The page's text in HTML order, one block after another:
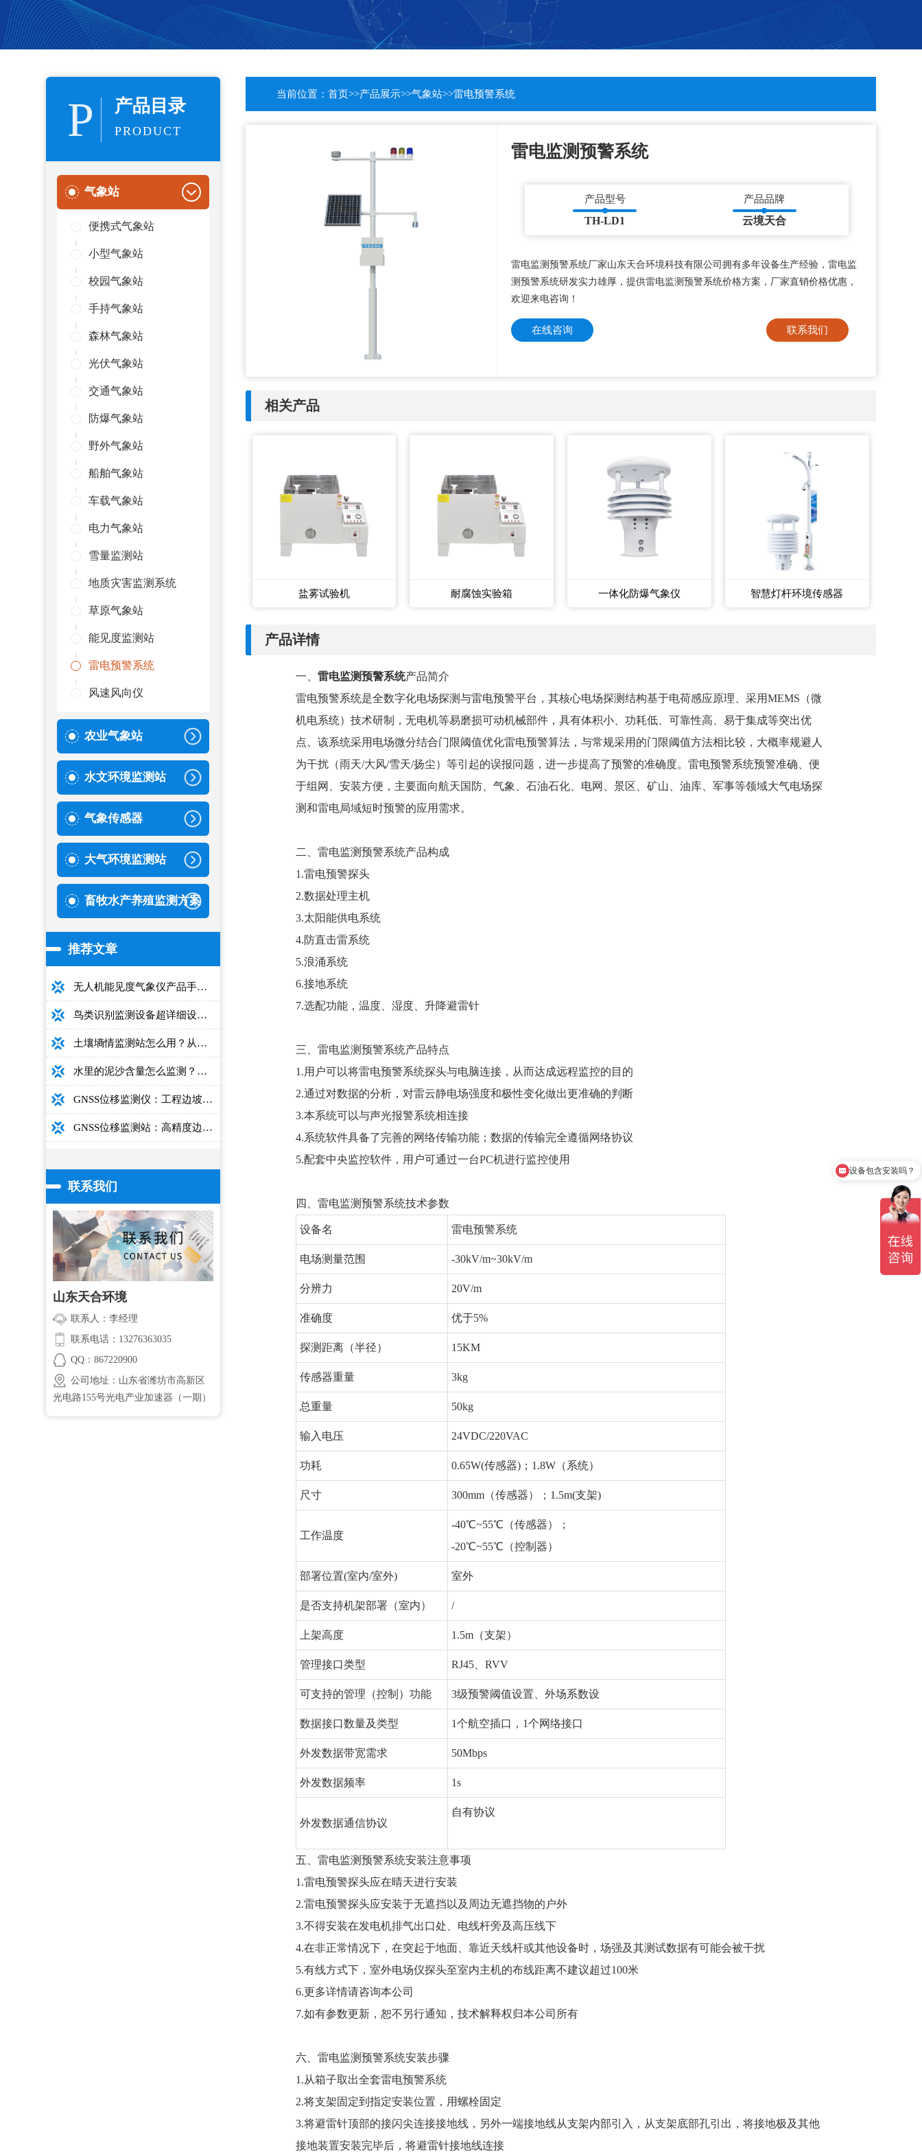
P 产品目录
PRODUCT
气象站
便携式气象站
小型气象站
校园气象站
手持气象站
森林气象站
光伏气象站
交通气象站
防爆气象站
野外气象站
船舶气象站
车载气象站
电力气象站
雪量监测站
地质灾害监测系统
草原气象站
能见度监测站
雷电预警系统
风速风向仪
农业气象站
水文环境监测站
气象传感器
大气环境监测站
畜牧水产养殖监测方案
推荐文章
无人机能见度气象仪产品手册：型号推荐+详细性能参数+对比表+选购指南
鸟类识别监测设备超详细设备选型指南
土壤墒情监测站怎么用？从安装到数据解读的完整操作手册
水里的泥沙含量怎么监测？用这款光电测沙仪超方便！
GNSS位移监测仪：工程边坡毫米级高精度安全监测设备
GNSS位移监测站：高精度边坡大坝桥梁安全监测设备介绍
联系我们
山东天合环境
联系人：李经理
联系电话：13276363035
QQ：867220900
公司地址：山东省潍坊市高新区
光电路155号光电产业加速器（一期）
当前位置： 首页>>产品展示>>气象站>>雷电预警系统
雷电监测预警系统
产品型号
TH-LD1
产品品牌
云境天合
雷电监测预警系统厂家山东天合环境科技有限公司拥有多年设备生产经验，雷电监
测预警系统研发实力雄厚，提供雷电监测预警系统价格方案，厂家直销价格优惠，
欢迎来电咨询！
在线咨询 联系我们
相关产品
盐雾试验机 耐腐蚀实验箱 一体化防爆气象仪 智慧灯杆环境传感器
产品详情
一、雷电监测预警系统产品简介
雷电预警系统是全数字化电场探测与雷电预警平台，其核心电场探测结构基于电荷感应原理、采用MEMS（微
机电系统）技术研制，无电机等易磨损可动机械部件，具有体积小、功耗低、可靠性高、易于集成等突出优
点。该系统采用电场微分结合门限阈值优化雷电预警算法，与常规采用的门限阈值方法相比较，大概率规避人
为干扰（雨天/大风/雪天/扬尘）等引起的误报问题，进一步提高了预警的准确度。雷电预警系统预警准确、便
于组网、安装方便，主要面向航天国防、气象、石油石化、电网、景区、矿山、油库、军事等领域大气电场探
测和雷电局域短时预警的应用需求。
二、雷电监测预警系统产品构成
1.雷电预警探头
2.数据处理主机
3.太阳能供电系统
4.防直击雷系统
5.浪涌系统
6.接地系统
7.选配功能，温度、湿度、升降避雷针
三、雷电监测预警系统产品特点
1.用户可以将雷电预警系统探头与电脑连接，从而达成远程监控的目的
2.通过对数据的分析，对雷云静电场强度和极性变化做出更准确的判断
3.本系统可以与声光报警系统相连接
4.系统软件具备了完善的网络传输功能；数据的传输完全遵循网络协议
5.配套中央监控软件，用户可通过一台PC机进行监控使用
四、雷电监测预警系统技术参数
设备名 雷电预警系统
电场测量范围 -30kV/m~30kV/m
分辨力 20V/m
准确度 优于5%
探测距离（半径） 15KM
传感器重量 3kg
总重量 50kg
输入电压 24VDC/220VAC
功耗 0.65W(传感器)；1.8W（系统）
尺寸 300mm（传感器）；1.5m(支架)
工作温度
-40℃~55℃（传感器）；
-20℃~55℃（控制器）
部署位置(室内/室外) 室外
是否支持机架部署（室内） /
上架高度 1.5m（支架）
管理接口类型 RJ45、RVV
可支持的管理（控制）功能 3级预警阈值设置、外场系数设
数据接口数量及类型 1个航空插口，1个网络接口
外发数据带宽需求 50Mbps
外发数据频率 1s
外发数据通信协议
自有协议
五、雷电监测预警系统安装注意事项
1.雷电预警探头应在晴天进行安装
2.雷电预警探头应安装于无遮挡以及周边无遮挡物的户外
3.不得安装在发电机排气出口处、电线杆旁及高压线下
4.在非正常情况下，在突起于地面、靠近天线杆或其他设备时，场强及其测试数据有可能会被干扰
5.有线方式下，室外电场仪探头至室内主机的布线距离不建议超过100米
6.更多详情请咨询本公司
7.如有参数更新，恕不另行通知，技术解释权归本公司所有
六、雷电监测预警系统安装步骤
1.从箱子取出全套雷电预警系统
2.将支架固定到指定安装位置，用螺栓固定
3.将避雷针顶部的接闪尖连接接地线，另外一端接地线从支架内部引入，从支架底部孔引出，将接地极及其他
接地装置安装完毕后，将避雷针接地线连接
质保时间是多久？